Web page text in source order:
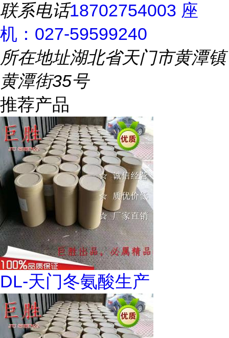
联系电话18702754003 座
机：027-59599240
所在地址湖北省天门市黄潭镇
黄潭街35号
推荐产品
DL-天门冬氨酸生产